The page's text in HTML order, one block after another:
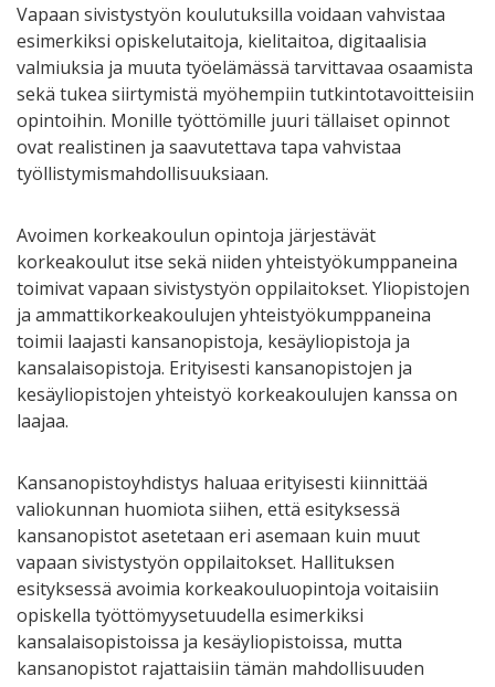
Vapaan sivistystyön koulutuksilla voidaan vahvistaa
esimerkiksi opiskelutaitoja, kielitaitoa, digitaalisia
valmiuksia ja muuta työelämässä tarvittavaa osaamista
sekä tukea siirtymistä myöhempiin tutkintotavoitteisiin
opintoihin. Monille työttömille juuri tällaiset opinnot
ovat realistinen ja saavutettava tapa vahvistaa
työllistymismahdollisuuksiaan.
Avoimen korkeakoulun opintoja järjestävät
korkeakoulut itse sekä niiden yhteistyökumppaneina
toimivat vapaan sivistystyön oppilaitokset. Yliopistojen
ja ammattikorkeakoulujen yhteistyökumppaneina
toimii laajasti kansanopistoja, kesäyliopistoja ja
kansalaisopistoja. Erityisesti kansanopistojen ja
kesäyliopistojen yhteistyö korkeakoulujen kanssa on
laajaa.
Kansanopistoyhdistys haluaa erityisesti kiinnittää
valiokunnan huomiota siihen, että esityksessä
kansanopistot asetetaan eri asemaan kuin muut
vapaan sivistystyön oppilaitokset. Hallituksen
esityksessä avoimia korkeakouluopintoja voitaisiin
opiskella työttömyysetuudella esimerkiksi
kansalaisopistoissa ja kesäyliopistoissa, mutta
kansanopistot rajattaisiin tämän mahdollisuuden